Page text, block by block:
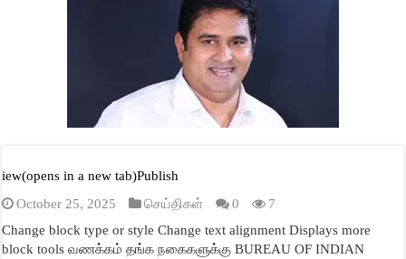
ge
iew(opens in a new tab)Publish
October 25, 2025
செய்திகள் 0
7
Change block type or style Change text alignment Displays more
block tools வணக்கம் தங்க நகைகளுக்கு BUREAU OF INDIAN